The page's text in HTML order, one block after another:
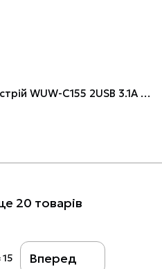
Мережевий зарядний пристрій WUW-C155 2USB 3.1A white
20 товарів
15 Вперед